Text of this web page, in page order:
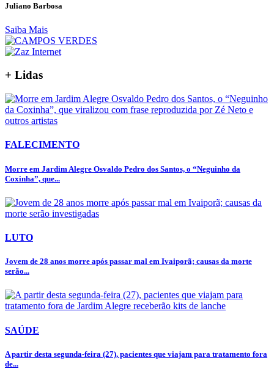
Juliano Barbosa
Saiba Mais
+ Lidas
FALECIMENTO
Morre em Jardim Alegre Osvaldo Pedro dos Santos, o “Neguinho da
Coxinha”, que...
LUTO
Jovem de 28 anos morre após passar mal em Ivaiporã; causas da morte
serão...
SAÚDE
A partir desta segunda-feira (27), pacientes que viajam para tratamento fora
de...